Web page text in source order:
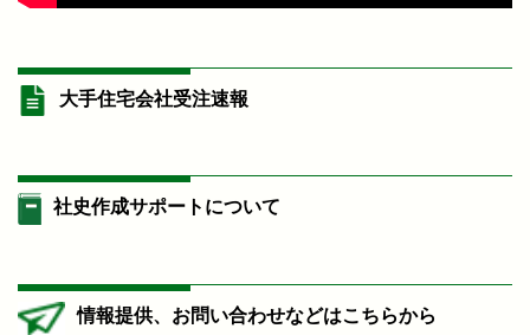
大手住宅会社受注速報
社史作成サポートについて
情報提供、お問い合わせなどはこちらから